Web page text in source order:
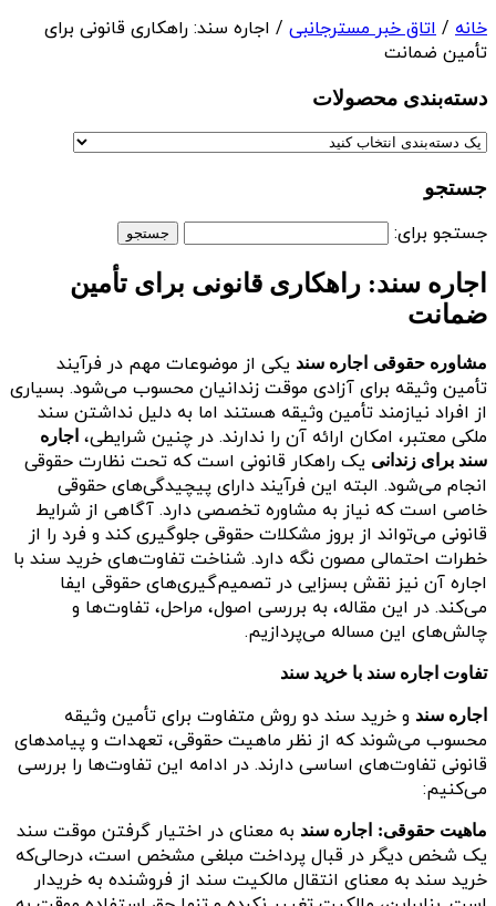
خانه / اتاق خبر مسترجانبی / اجاره سند: راهکاری قانونی برای
تأمین ضمانت
دسته‌بندی‌ محصولات
جستجو
جستجو برای:
اجاره سند: راهکاری قانونی برای تأمین
ضمانت
مشاوره حقوقی اجاره سند یکی از موضوعات مهم در فرآیند
تأمین وثیقه برای آزادی موقت زندانیان محسوب می‌شود. بسیاری
از افراد نیازمند تأمین وثیقه هستند اما به دلیل نداشتن سند
ملکی معتبر، امکان ارائه آن را ندارند. در چنین شرایطی، اجاره
سند برای زندانی یک راهکار قانونی است که تحت نظارت حقوقی
انجام می‌شود. البته این فرآیند دارای پیچیدگی‌های حقوقی
خاصی است که نیاز به مشاوره تخصصی دارد. آگاهی از شرایط
قانونی می‌تواند از بروز مشکلات حقوقی جلوگیری کند و فرد را از
خطرات احتمالی مصون نگه دارد. شناخت تفاوت‌های خرید سند با
اجاره آن نیز نقش بسزایی در تصمیم‌گیری‌های حقوقی ایفا
می‌کند. در این مقاله، به بررسی اصول، مراحل، تفاوت‌ها و
چالش‌های این مساله می‌پردازیم.
تفاوت اجاره سند با خرید سند
اجاره سند و خرید سند دو روش متفاوت برای تأمین وثیقه
محسوب می‌شوند که از نظر ماهیت حقوقی، تعهدات و پیامدهای
قانونی تفاوت‌های اساسی دارند. در ادامه این تفاوت‌ها را بررسی
می‌کنیم:
ماهیت حقوقی: اجاره سند به معنای در اختیار گرفتن موقت سند
یک شخص دیگر در قبال پرداخت مبلغی مشخص است، درحالی‌که
خرید سند به معنای انتقال مالکیت سند از فروشنده به خریدار